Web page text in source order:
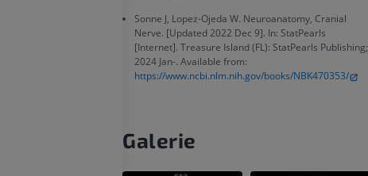
Sonne J, Lopez-Ojeda W. Neuroanatomy, Cranial
Nerve. [Updated 2022 Dec 9]. In: StatPearls
[Internet]. Treasure Island (FL): StatPearls Publishing;
2024 Jan-. Available from:
https://www.ncbi.nlm.nih.gov/books/NBK470353/
Galerie